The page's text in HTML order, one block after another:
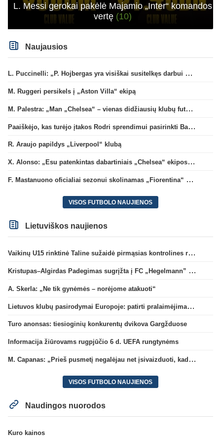
L. Messi gerokai pakėlė Majamio „Inter“ komandos
vertę (10)
Naujausios
L. Puccinelli: „P. Hojbergas yra visiškai susitelkęs darbui Marselyje“
M. Ruggeri persikels į „Aston Villa“ ekipą
M. Palestra: „Man „Chelsea“ – vienas didžiausių klubų futbole“
Paaiškėjo, kas turėjo įtakos Rodri sprendimui pasirinkti Barselonos pusę
R. Araujo papildys „Liverpool“ klubą
X. Alonso: „Esu patenkintas dabartiniais „Chelsea“ ekipos vartininkais“
F. Mastanuono oficialiai sezonui skolinamas „Fiorentina“ ekipai
VISOS FUTBOLO NAUJIENOS
Lietuviškos naujienos
Vaikinų U15 rinktinė Taline sužaidė pirmąsias kontrolines rungtynes
Kristupas–Algirdas Padegimas sugrįžta į FC „Hegelmann” B sudėtį
A. Skerla: „Ne tik gynėmės – norėjome atakuoti“
Lietuvos klubų pasirodymai Europoje: patirti pralaimėjimai Kroatijos atstovams
Turo anonsas: tiesioginių konkurentų dvikova Gargžduose
Informacija žiūrovams rugpjūčio 6 d. UEFA rungtynėms
M. Capanas: „Prieš pusmetį negalėjau net įsivaizduoti, kad žaisime prieš „Hajduk“
VISOS FUTBOLO NAUJIENOS
Naudingos nuorodos
Kuro kainos